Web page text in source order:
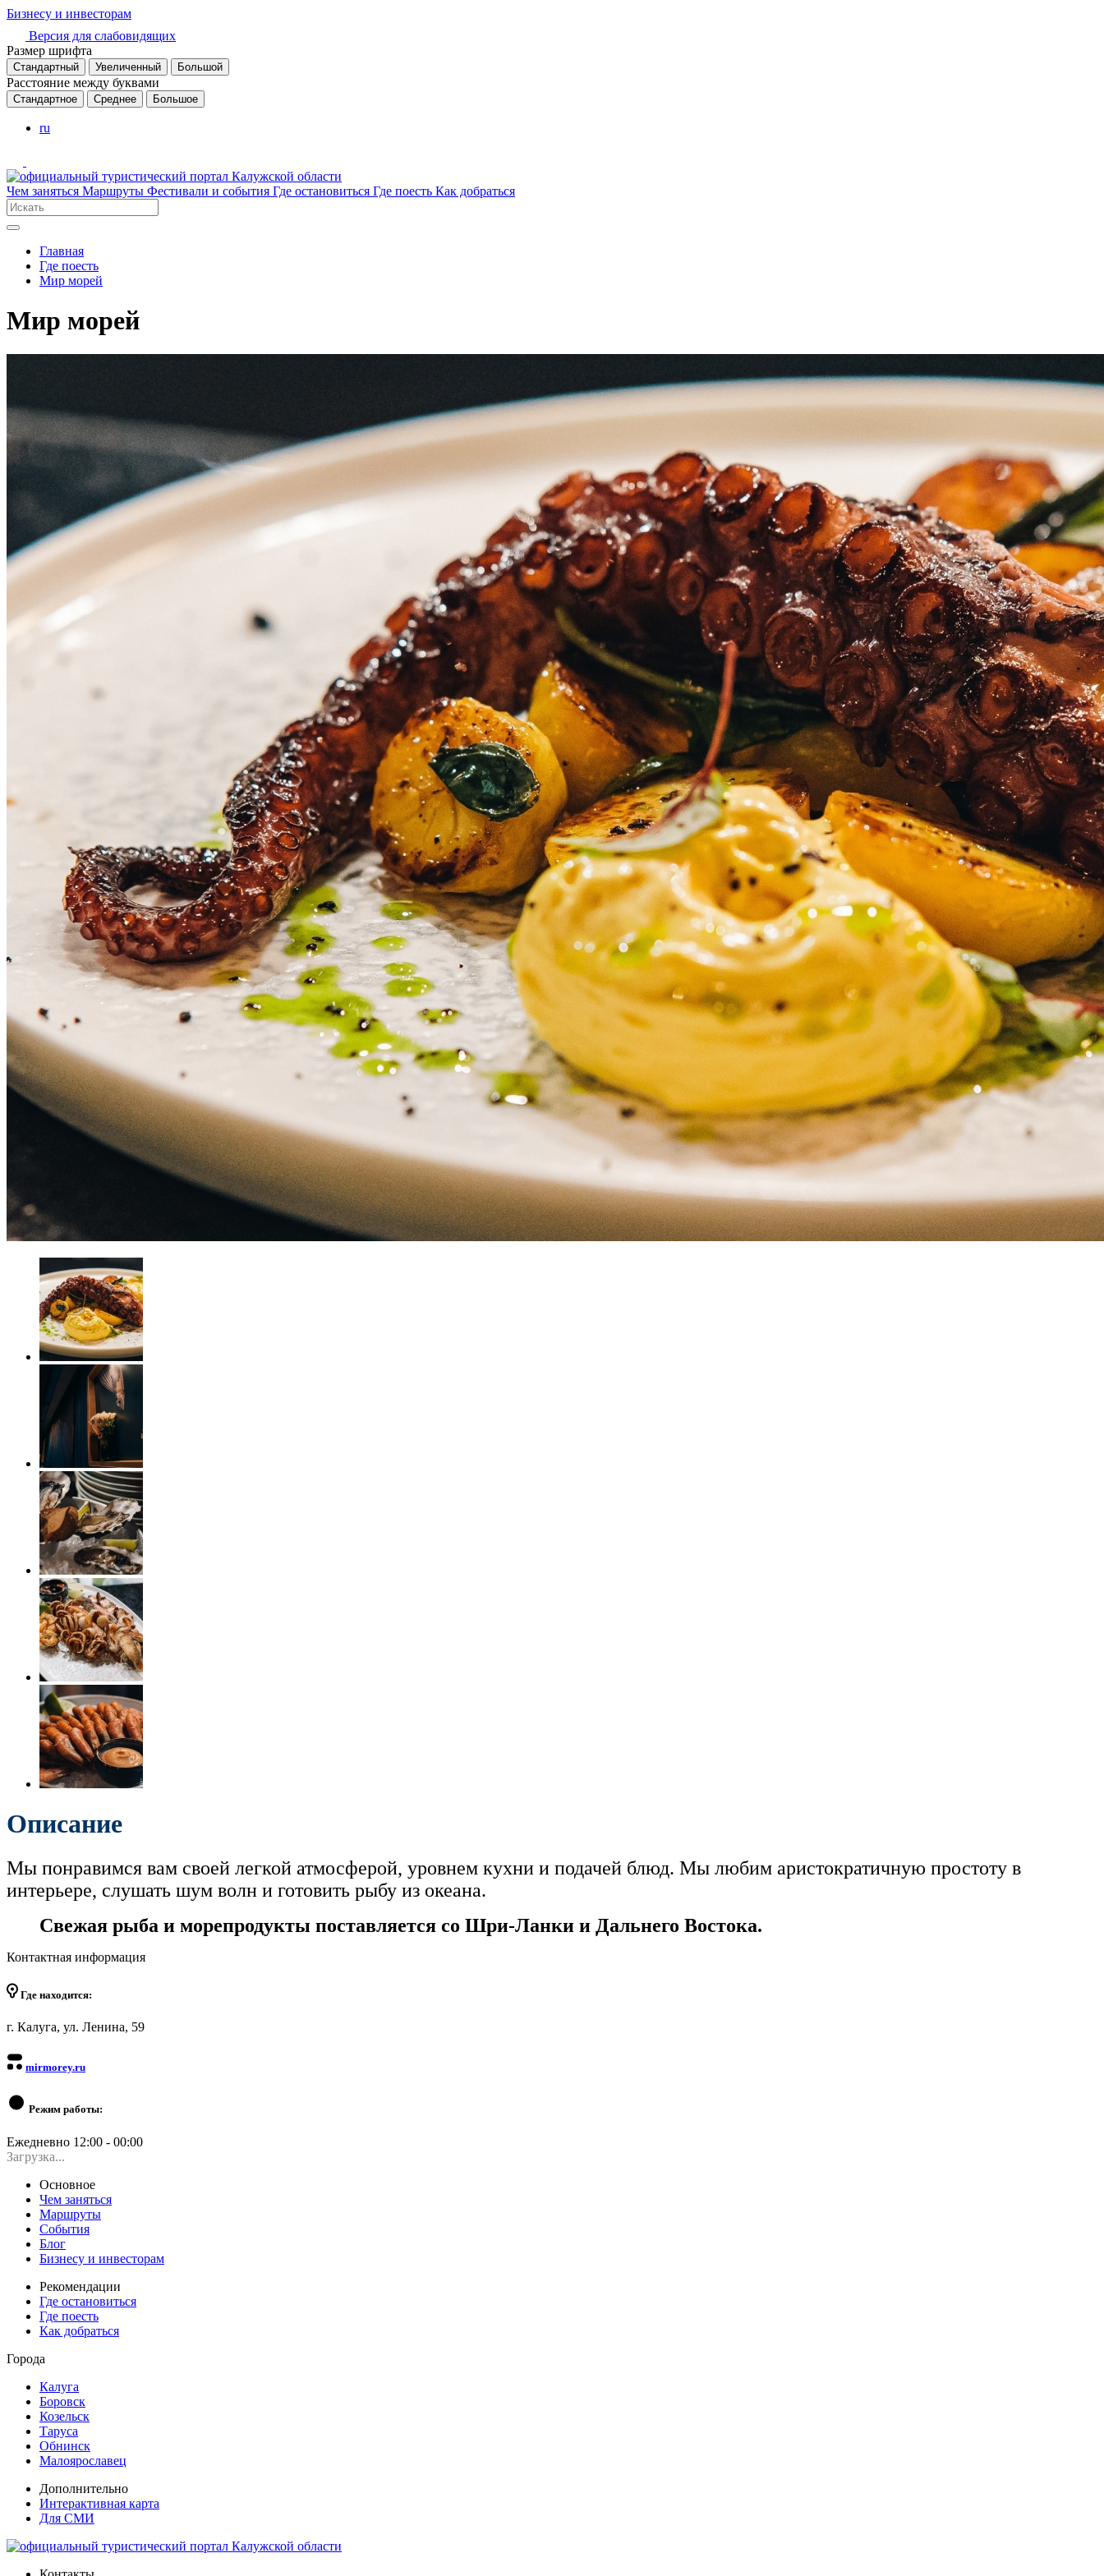
Бизнесу и инвесторам
Версия для слабовидящих
Размер шрифта
Стандартный Увеличенный Большой
Расстояние между буквами
Стандартное Среднее Большое
ru
Чем заняться Маршруты Фестивали и события Где остановиться Где поесть Как добраться
Главная
Где поесть
Мир морей
Мир морей
Описание
Мы понравимся вам своей легкой атмосферой, уровнем кухни и подачей блюд. Мы любим аристократичную простоту в
интерьере, слушать шум волн и готовить рыбу из океана.
Свежая рыба и морепродукты поставляется со Шри-Ланки и Дальнего Востока.
Контактная информация
Где находится:
г. Калуга, ул. Ленина, 59
mirmorey.ru
Режим работы:
Ежедневно 12:00 - 00:00
Загрузка...
Основное
Чем заняться
Маршруты
События
Блог
Бизнесу и инвесторам
Рекомендации
Где остановиться
Где поесть
Как добраться
Города
Калуга
Боровск
Козельск
Таруса
Обнинск
Малоярославец
Дополнительно
Интерактивная карта
Для СМИ